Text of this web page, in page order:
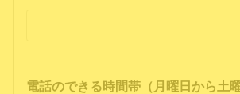
電話のできる時間帯（月曜日から土